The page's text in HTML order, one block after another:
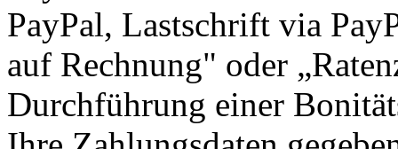
PayPal, Lastschrift via
auf Rechnung" oder
Durchführung einer